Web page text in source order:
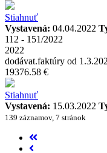
Stiahnuť
Vystavená: 04.04.2022
112 - 151/2022
2022
dodávat.faktúry od
19376.58 €
Stiahnuť
Vystavená: 15.03.2022
139 záznamov, 7 stránok